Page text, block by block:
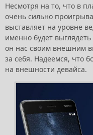
Несмотря на то, что в
очень сильно
выставляет на уровне
именно будет
он нас своим внешним
за себя. Надеемся, что
на внешности девайса.